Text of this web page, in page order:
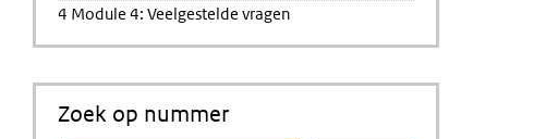
4 Module 4: Veelgestelde vragen
Zoek op nummer